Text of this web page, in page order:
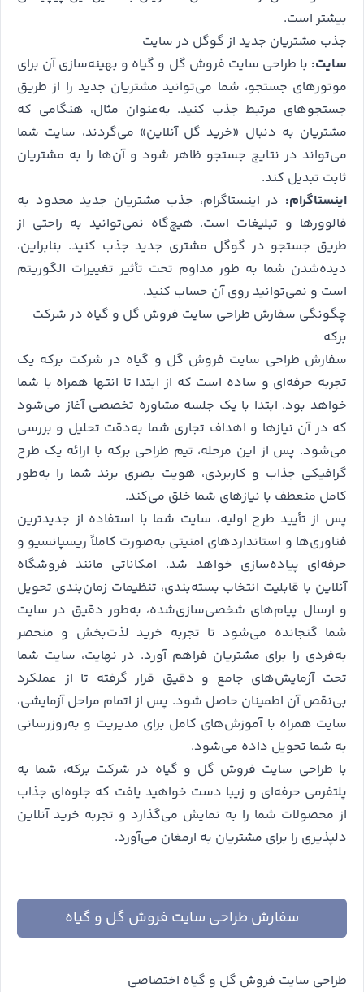
بیشتر است.
جذب مشتریان جدید از گوگل در سایت
سایت: با طراحی سایت فروش گل و گیاه و بهینه‌سازی آن برای
موتورهای جستجو، شما می‌توانید مشتریان جدید را از طریق
جستجوهای مرتبط جذب کنید. به‌عنوان مثال، هنگامی که
مشتریان به دنبال «خرید گل آنلاین» می‌گردند، سایت شما
می‌تواند در نتایج جستجو ظاهر شود و آن‌ها را به مشتریان
ثابت تبدیل کند.
اینستاگرام: در اینستاگرام، جذب مشتریان جدید محدود به
فالوورها و تبلیغات است. هیچ‌گاه نمی‌توانید به راحتی از
طریق جستجو در گوگل مشتری جدید جذب کنید. بنابراین،
دیده‌شدن شما به طور مداوم تحت تأثیر تغییرات الگوریتم
است و نمی‌توانید روی آن حساب کنید.
چگونگی سفارش طراحی سایت فروش گل و گیاه در شرکت
برکه
سفارش طراحی سایت فروش گل و گیاه در شرکت برکه یک
تجربه حرفه‌ای و ساده است که از ابتدا تا انتها همراه با شما
خواهد بود. ابتدا با یک جلسه مشاوره تخصصی آغاز می‌شود
که در آن نیازها و اهداف تجاری شما به‌دقت تحلیل و بررسی
می‌شود. پس از این مرحله، تیم طراحی برکه با ارائه یک طرح
گرافیکی جذاب و کاربردی، هویت بصری برند شما را به‌طور
کامل منعطف با نیازهای شما خلق می‌کند.
پس از تأیید طرح اولیه، سایت شما با استفاده از جدیدترین
فناوری‌ها و استانداردهای امنیتی به‌صورت کاملاً ریسپانسیو و
حرفه‌ای پیاده‌سازی خواهد شد. امکاناتی مانند فروشگاه
آنلاین با قابلیت انتخاب بسته‌بندی، تنظیمات زمان‌بندی تحویل
و ارسال پیام‌های شخصی‌سازی‌شده، به‌طور دقیق در سایت
شما گنجانده می‌شود تا تجربه خرید لذت‌بخش و منحصر
به‌فردی را برای مشتریان فراهم آورد. در نهایت، سایت شما
تحت آزمایش‌های جامع و دقیق قرار گرفته تا از عملکرد
بی‌نقص آن اطمینان حاصل شود. پس از اتمام مراحل آزمایشی،
سایت همراه با آموزش‌های کامل برای مدیریت و به‌روز‌رسانی
به شما تحویل داده می‌شود.
با طراحی سایت فروش گل و گیاه در شرکت برکه، شما به
پلتفرمی حرفه‌ای و زیبا دست خواهید یافت که جلوه‌ای جذاب
از محصولات شما را به نمایش می‌گذارد و تجربه خرید آنلاین
دلپذیری را برای مشتریان به ارمغان می‌آورد.
سفارش طراحی سایت فروش گل و گیاه
طراحی سایت فروش گل و گیاه اختصاصی